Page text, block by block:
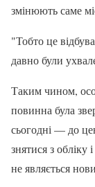
змінюють саме
"Тобто це
давно були
Таким чином,
повинна була
сьогодні — до
знятися з обліку
не являється